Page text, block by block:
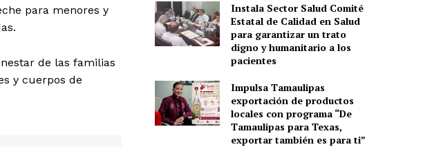
para menores y
de las familias
y cuerpos de
Instala Sector Salud Comité
Estatal de Calidad en Salud
para garantizar un trato
digno y humanitario a los
pacientes
Impulsa Tamaulipas
exportación de productos
locales con programa “De
Tamaulipas para Texas,
exportar también es para ti”